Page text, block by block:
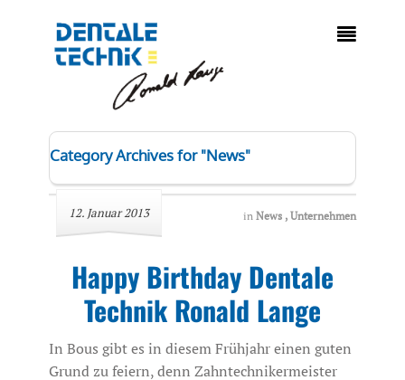

Category Archives for "News"
12. Januar 2013 in News , Unternehmen
Happy Birthday Dentale
Technik Ronald Lange
In Bous gibt es in diesem Frühjahr einen guten
Grund zu feiern, denn Zahntechnikermeister